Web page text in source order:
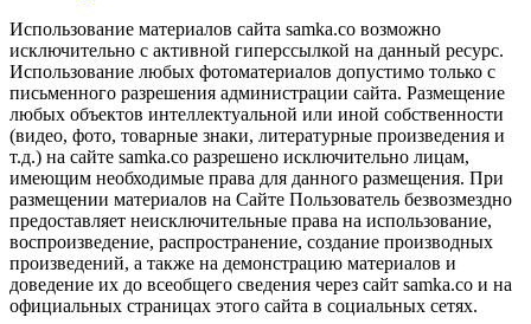
Использование материалов сайта samka.co возможно
исключительно с активной гиперссылкой на данный ресурс.
Использование любых фотоматериалов допустимо только с
письменного разрешения администрации сайта. Размещение
любых объектов интеллектуальной или иной собственности
(видео, фото, товарные знаки, литературные произведения и
т.д.) на сайте samka.co разрешено исключительно лицам,
имеющим необходимые права для данного размещения. При
размещении материалов на Сайте Пользователь безвозмездно
предоставляет неисключительные права на использование,
воспроизведение, распространение, создание производных
произведений, а также на демонстрацию материалов и
доведение их до всеобщего сведения через сайт samka.co и на
официальных страницах этого сайта в социальных сетях.